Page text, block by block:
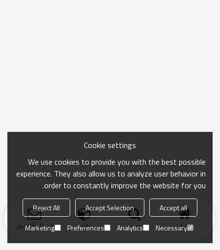
منزل بحث فئة ارسال التحقيق
Cookie settings
We use cookies to provide you with the best possible
experience. They also allow us to analyze user behavior in
order to constantly improve the website for you.
Accept all
Accept Selection
Reject All
Necessary
Analytics
Preferences
Marketing